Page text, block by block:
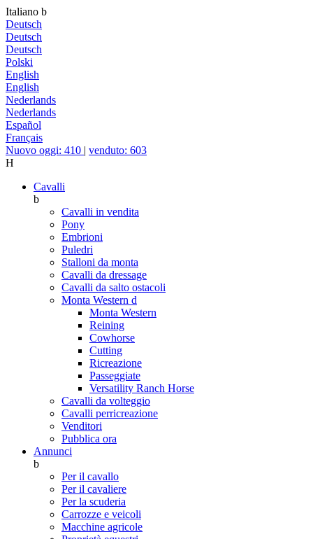
Italiano b
Deutsch
Deutsch
Deutsch
Polski
English
English
Nederlands
Nederlands
Español
Français
Nuovo oggi: 410 | venduto: 603
H
Cavalli
b
Cavalli in vendita
Pony
Embrioni
Puledri
Stalloni da monta
Cavalli da dressage
Cavalli da salto ostacoli
Monta Western d
Monta Western
Reining
Cowhorse
Cutting
Ricreazione
Passeggiate
Versatility Ranch Horse
Cavalli da volteggio
Cavalli perricreazione
Venditori
Pubblica ora
Annunci
b
Per il cavallo
Per il cavaliere
Per la scuderia
Carrozze e veicoli
Macchine agricole